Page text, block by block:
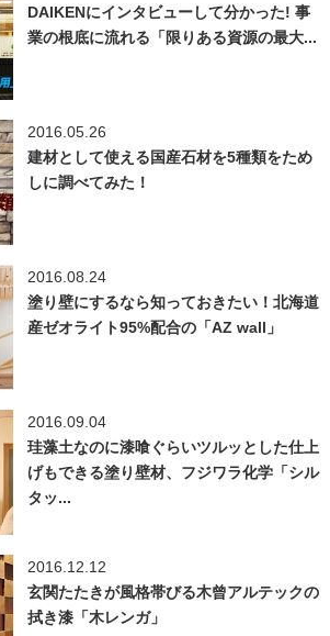
DAIKENにインタビューして分かった! 事
業の根底に流れる「限りある資源の最大...
2016.05.26
建材として使える国産石材を5種類をため
しに調べてみた！
2016.08.24
塗り壁にするなら知っておきたい！北海道
産ゼオライト95%配合の「AZ wall」
2016.09.04
珪藻土なのに漆喰ぐらいツルッとした仕上
げもできる塗り壁材、フジワラ化学「シル
タッ...
2016.12.12
玄関たたきが風格帯びる木曾アルテックの
拭き漆「木レンガ」